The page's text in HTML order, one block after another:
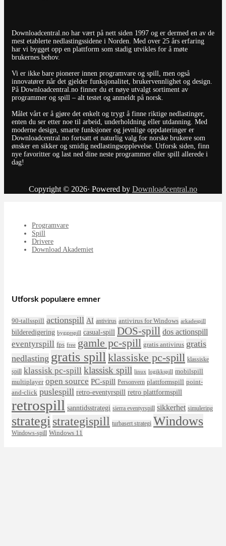
Downloadcentral.no har vært på nett siden 1997 og er dermed en av de
mest etablerte nedlastingssidene i Norden. Med over 25 års erfaring
har vi bygget opp en plattform som stadig utvikles for å møte
brukernes behov.
Vi er ikke bare pionerer innen programvare og spill, men også
innovatører når det gjelder funksjonalitet, brukervennlighet og design.
På Downloadcentral.no finner du et nøye utvalgt sortiment av
programmer og spill – alt testet og anmeldt på norsk.
Målet vårt er å gjøre det enkelt og trygt å finne riktige nedlastinger,
enten du ser etter noe til arbeid, underholdning eller utdanning. Med
moderne design, smarte funksjoner og jevnlige oppdateringer er
Downloadcentral.no fortsatt et naturlig valg for norske brukere som
ønsker en sikker og smidig nedlastingsopplevelse. Utforsk siden, finn
nye favoritter og last ned dine neste programmer eller spill allerede i
dag!
Copyright © 2026· Powered by Downloadcentral.no
Programvare
Spill
Drivere
Download Akademiet
Utforsk populære emner
90-tallsspill actionspill AI antivirus antivirus for Windows arkadespill
bilderedigering byggespill casual-spill DOS-spill dos actionspill
eventyrspill fps free gamle pc-spill gratis antivirus gratis
nedlasting gratis spillklassiske pc-spill klassiske
spill klassisk pc-spill klassisk spill linux logikkspill mobilspill
multiplayer open source PC-spill Personvern plattformspill point-
and-click puslespill retro-eventyrspill retro plattformspill
retrospill sanntidsstrategi sierra eventyrspill sikkerhet simulering
strategistrategispill turbasert strategi Windows
Windows-spill Windows 11